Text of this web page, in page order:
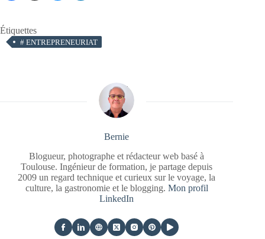
Étiquettes
# ENTREPRENEURIAT
Bernie
Blogueur, photographe et rédacteur web basé à
Toulouse. Ingénieur de formation, je partage depuis
2009 un regard technique et curieux sur le voyage, la
culture, la gastronomie et le blogging. Mon profil
LinkedIn